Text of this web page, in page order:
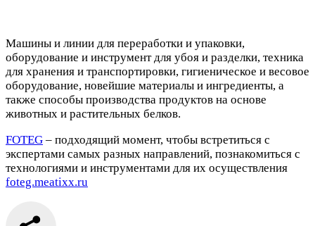
Машины и линии для переработки и упаковки,
оборудование и инструмент для убоя и разделки, техника
для хранения и транспортировки, гигиеническое и весовое
оборудование, новейшие материалы и ингредиенты, а
также способы производства продуктов на основе
животных и растительных белков.
FOTEG – подходящий момент, чтобы встретиться с
экспертами самых разных направлений, познакомиться с
технологиями и инструментами для их осуществления
foteg.meatixx.ru